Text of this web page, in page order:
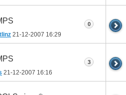
21-12-2007 16:29
0
21-12-2007 16:16
3